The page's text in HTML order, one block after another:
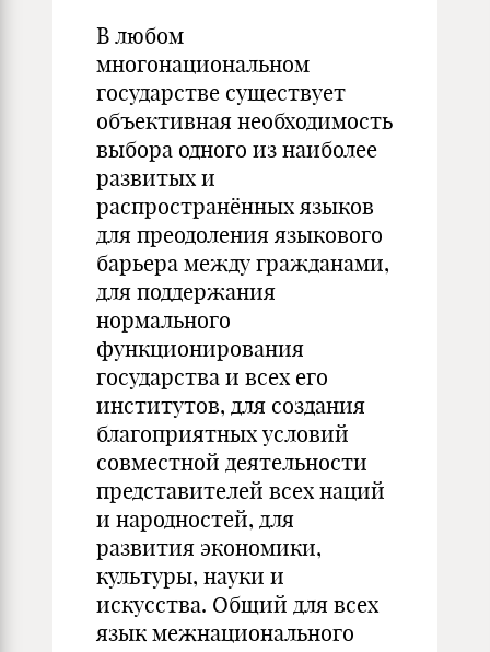
В любом
многонациональном
государстве существует
объективная необходимость
выбора одного из наиболее
развитых и
распространённых языков
для преодоления языкового
барьера между гражданами,
для поддержания
нормального
функционирования
государства и всех его
институтов, для создания
благоприятных условий
совместной деятельности
представителей всех наций
и народностей, для
развития экономики,
культуры, науки и
искусства. Общий для всех
язык межнационального